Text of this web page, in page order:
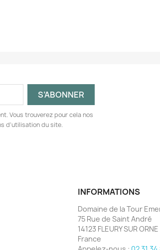
Vous trouverez pour cela nos
d'utilisation du site.
INFORMATIONS
Domaine de la Tour
75 Rue de Saint André
14123 FLEURY SUR ORNE
France